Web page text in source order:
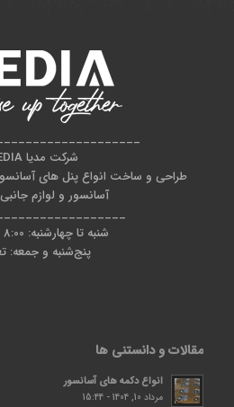
شرکت مدیا MEDIA
طراحی و ساخت انواع پنل های
آسانسور و لوازم
شنبه تا چهارشنبه: 8:00 الی 17:30
پنج‌شنبه و جمعه:
مقالات و دانستنی ها
انواع دکمه های آسانسور
مرداد 10, 1404 - 15:44